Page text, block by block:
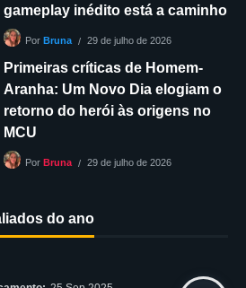
gameplay inédito está a caminho
Por Bruna 29 de julho de 2026
Primeiras críticas de Homem-
Aranha: Um Novo Dia elogiam o
retorno do herói às origens no
MCU
Por Bruna 29 de julho de 2026
do ano